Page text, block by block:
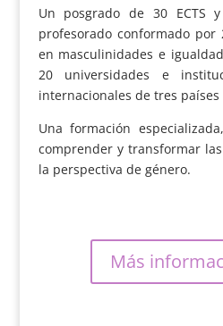
Un posgrado de 30 ECTS
profesorado conformado por
en masculinidades e
20 universidades e
internacionales de tres
Una formación
comprender y transformar
la perspectiva de género.
Más